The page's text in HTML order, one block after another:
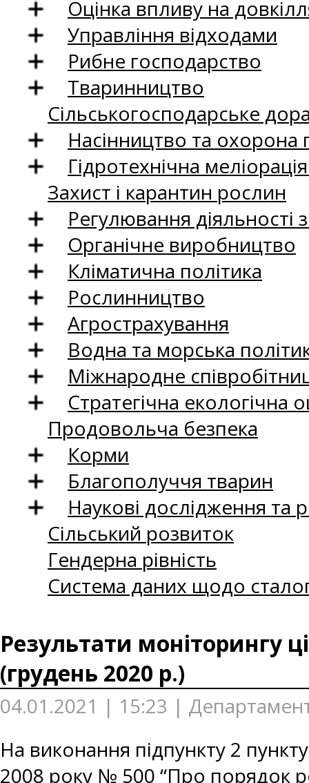
Оцінка впливу на
Управління відходами
Рибне господарство
Тваринництво
Сільськогосподарське
Насінництво та
Гідротехнічна
Захист і карантин рослин
Регулювання
Органічне виробництво
Кліматична політика
Рослинництво
Агрострахування
Водна та морська
Міжнародне
Стратегічна екологічна
Продовольча безпека
Корми
Благополуччя тварин
Наукові дослідження та
Сільський розвиток
Гендерна рівність
Система даних щодо
Результати моніторингу
(грудень 2020 р.)
04.01.2021 | 15:23 |
На виконання підпункту 2
2008 року № 500 “Про порядок